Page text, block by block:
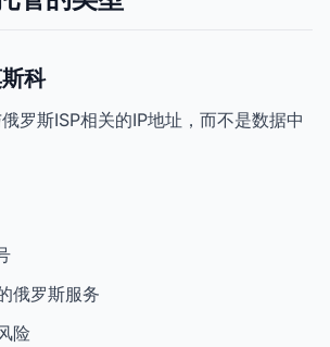
科
罗斯ISP相关的IP地址，而不是数据中
俄罗斯服务
险